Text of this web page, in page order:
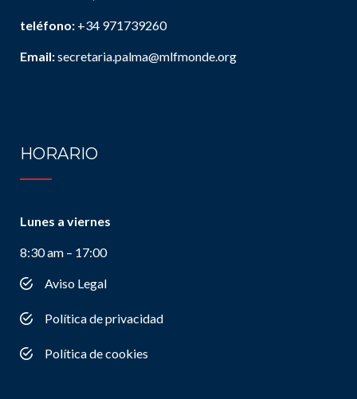
teléfono: +34 971739260
Email:secretaria.palma@mlfmonde.org
HORARIO
Lunes a viernes
8:30 am – 17:00
Aviso Legal
Política de privacidad
Política de cookies